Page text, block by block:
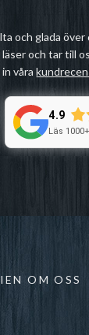
och glada
och tar till
in våra
4.9
Läs
OM OSS